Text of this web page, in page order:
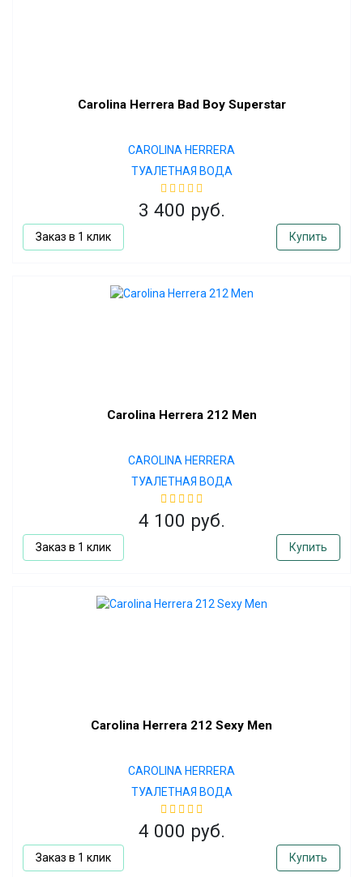
Carolina Herrera Bad Boy Superstar
CAROLINA HERRERA
ТУАЛЕТНАЯ ВОДА
3 400 руб.
Заказ в 1 клик Купить
Carolina Herrera 212 Men
CAROLINA HERRERA
ТУАЛЕТНАЯ ВОДА
4 100 руб.
Заказ в 1 клик Купить
Carolina Herrera 212 Sexy Men
CAROLINA HERRERA
ТУАЛЕТНАЯ ВОДА
4 000 руб.
Заказ в 1 клик Купить